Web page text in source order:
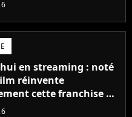
en streaming : noté
réinvente
cette franchise de
vieille de 40 ans